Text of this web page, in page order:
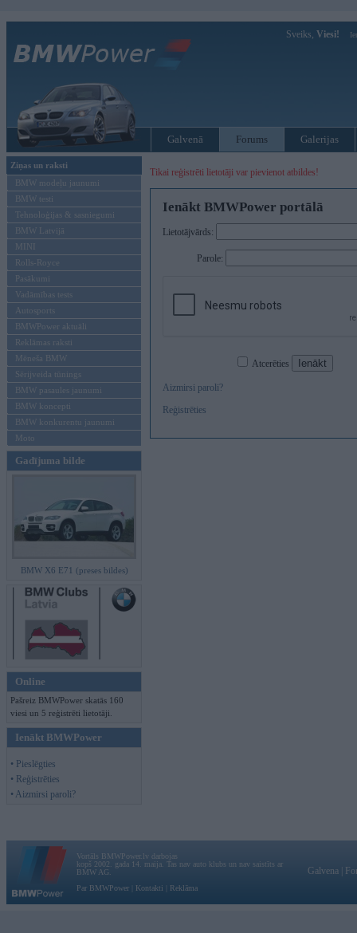
Sveiks, Viesi!
Galvenā Forums Galerijas
Ziņas un raksti
BMW modeļu jaunumi
BMW testi
Tehnoloģijas & sasniegumi
BMW Latvijā
MINI
Rolls-Royce
Pasākumi
Vadāmības tests
Autosports
BMWPower aktuāli
Reklāmas raksti
Mēneša BMW
Sērijveida tūnings
BMW pasaules jaunumi
BMW koncepti
BMW konkurentu jaunumi
Moto
Gadījuma bilde
BMW X6 E71 (preses bildes)
Online
Pašreiz BMWPower skatās 160
viesi un 5 reģistrēti lietotāji.
Ienākt BMWPower
• Pieslēgties
• Reģistrēties
• Aizmirsi paroli?
Tikai reģistrēti lietotāji var pievienot atbildes!
Ienākt BMWPower portālā
Lietotājvārds:
Parole:
Atcerēties
Aizmirsi paroli?
Reģistrēties
Vortāls BMWPower.lv darbojas
kopš 2002. gada 14. maija. Tas nav auto klubs un nav saistīts ar
BMW AG.
Par BMWPower
Kontakti Reklāma
Galvena